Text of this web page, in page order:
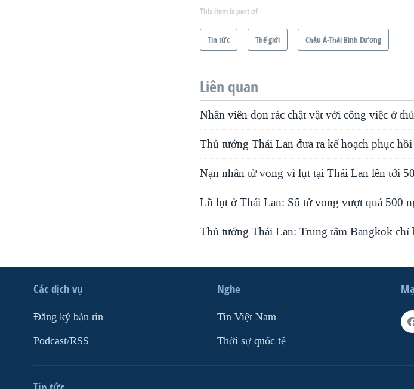
This item is part of
Tin tức Thế giới Châu Á-Thái Bình Dương
Liên quan
Nhân viên dọn rác chật vật với công việc ở
Thủ tướng Thái Lan đưa ra kế hoạch phục
Nạn nhân tử vong vì lụt tại Thái Lan lên tới
Lũ lụt ở Thái Lan: Số tử vong vượt quá 500
Thủ tướng Thái Lan: Trung tâm Bangkok chỉ
Các dịch vụ
Ðăng ký bản tin
Podcast/RSS
Nghe
Tin Việt Nam
Thời sự quốc tế